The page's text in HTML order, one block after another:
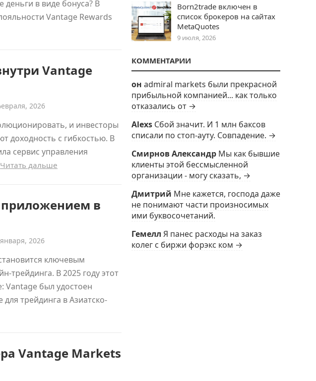
деньги в виде бонуса? В
Vantage Rewards
Vantage
2026
и инвесторы
доходность с гибкостью. В
сервис управления
Читать дальше
в
2026
ключевым
трейдинга. В 2025 году этот
Vantage был удостоен
трейдинга в Азиатско-
Vantage Markets
Born2trade включен в
список брокеров на сайтах
MetaQuotes
9 июля, 2026
КОММЕНТАРИИ
он admiral markets были прекрасной
прибыльной компанией... как только
отказались от →
Alexs Сбой значит. И 1 млн баксов
списали по стоп-ауту. Совпадение. →
Смирнов Александр Мы как бывшие
клиенты этой бессмысленной
организации - могу сказать, →
Дмитрий Мне кажется, господа даже
не понимают части произносимых
ими буквосочетаний.
Гемелл Я панес расходы на заказ
колег с биржи форэкс ком →